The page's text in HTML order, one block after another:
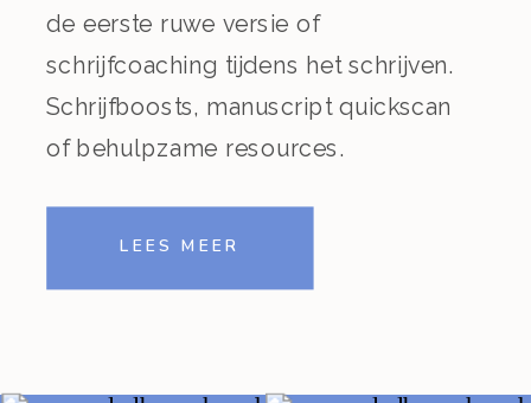
de eerste ruwe versie of
schrijfcoaching tijdens het schrijven.
Schrijfboosts, manuscript quickscan
of behulpzame resources.
LEES MEER